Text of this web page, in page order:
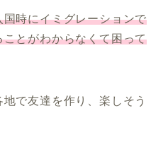
時にイミグレーションで
とがわからなくて困って
で友達を作り、楽しそう